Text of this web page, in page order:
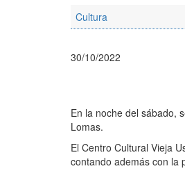
Cultura
30/10/2022
En la noche del sábado,
Lomas.
El Centro Cultural Vieja
contando además con la